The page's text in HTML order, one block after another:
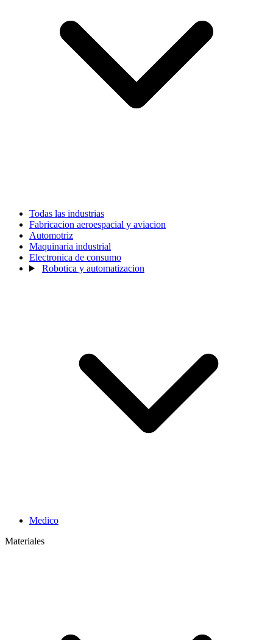
Todas las industrias
Fabricacion aeroespacial y aviacion
Automotriz
Maquinaria industrial
Electronica de consumo
Robotica y automatizacion
Medico
Materiales